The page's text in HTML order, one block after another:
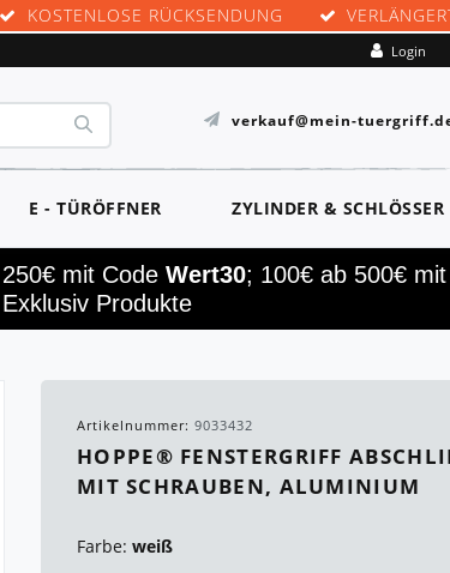
KOSTENLOSE RÜCKSENDUNG
Login
verkauf@mein-
E - TÜRÖFFNER ZYLINDER & SCHLÖSSER
mit Code Wert30; 100€ ab 500€
Produkte
Artikelnummer: 9033432
HOPPE® FENSTERGRIFF
IT SCHRAUBEN, ALUMINIUM
Farbe: weiß